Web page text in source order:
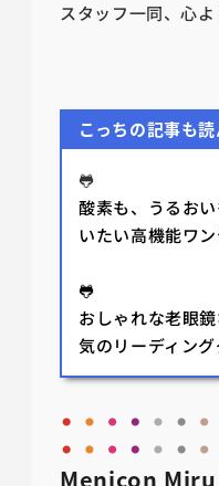
スタッフ一同、心よ
こっちの記事も
🐸
酸素も、うるお
いたい高機能ワン
🐸
おしゃれな老眼
気のリーディン
Menicon Miru